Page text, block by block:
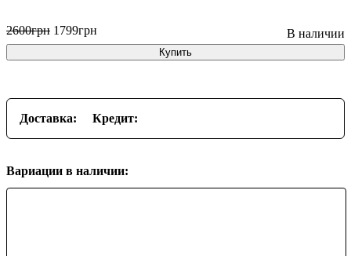
2600грн 1799грн
Купить
Доставка: Кредит:
Вариации в наличии: